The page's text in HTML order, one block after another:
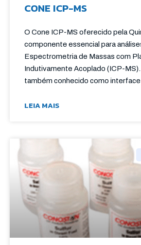
CONE ICP-MS
O Cone ICP-MS oferecido pela
componente essencial para
Espectrometria de Massas com
Indutivamente Acoplado (ICP-
também conhecido como interface
LEIA MAIS